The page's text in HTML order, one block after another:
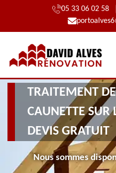
05 33 06 02 58
TRAITEMENT
CAUNETTE
DEVIS GRATUIT
Nous sommes